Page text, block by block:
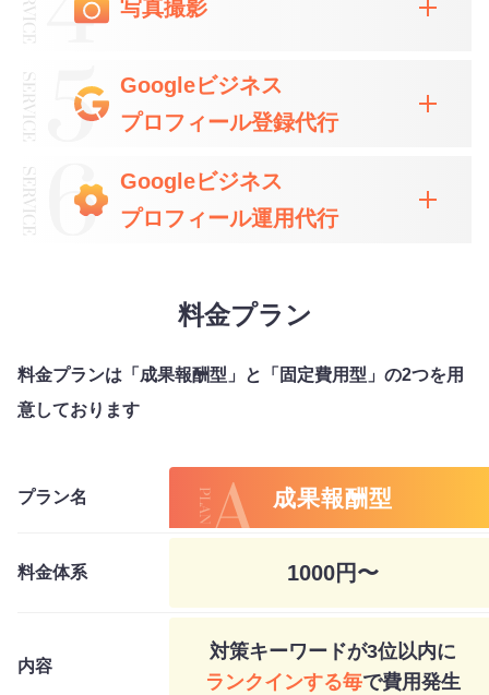
写真撮影
Googleビジネス
プロフィール登録代行
Googleビジネス
プロフィール運用代行
料金プラン
料金プランは「成果報酬型」と「固定費用型」の2つを用
意しております
プラン名 成果報酬型
料金体系 1000円〜
内容
対策キーワードが3位以内に
ランクインする毎で費用発生